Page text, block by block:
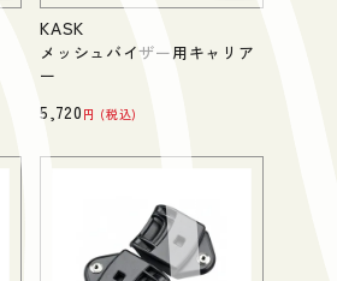
KASK
メッシュバイザー用キャリア
ー
5,720 税込